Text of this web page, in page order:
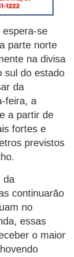
se
parte norte
na divisa
sul do estado
da
feira, a
a partir de
fortes e
previstos
da
continuarão
no
essas
o maior